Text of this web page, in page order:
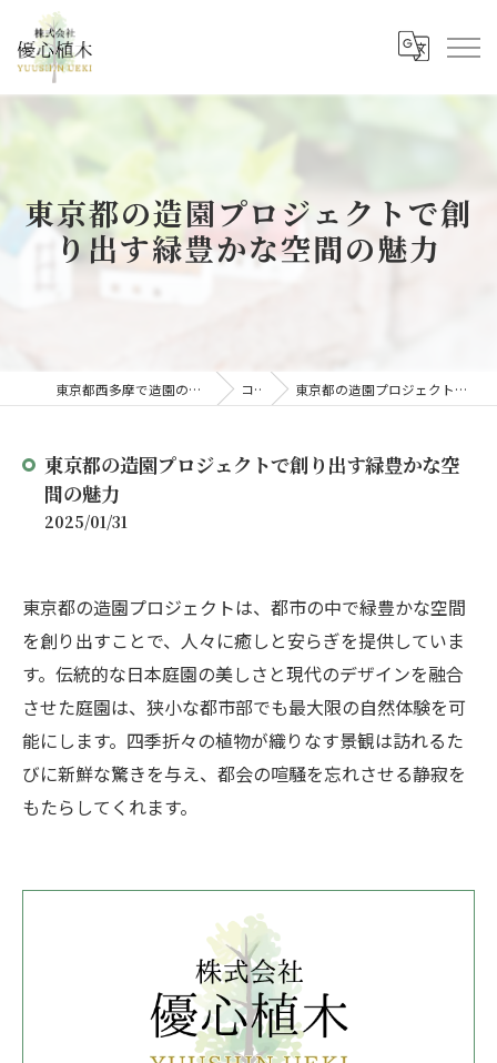
東京都の造園プロジェクトで創
り出す緑豊かな空間の魅力
東京都西多摩で造園の求人なら株式会社優心植木 コラム 東京都の造園プロジェクトで創り出す緑豊かな空間の魅力
東京都の造園プロジェクトで創り出す緑豊かな空
間の魅力
2025/01/31
東京都の造園プロジェクトは、都市の中で緑豊かな空間
を創り出すことで、人々に癒しと安らぎを提供していま
す。伝統的な日本庭園の美しさと現代のデザインを融合
させた庭園は、狭小な都市部でも最大限の自然体験を可
能にします。四季折々の植物が織りなす景観は訪れるた
びに新鮮な驚きを与え、都会の喧騒を忘れさせる静寂を
もたらしてくれます。